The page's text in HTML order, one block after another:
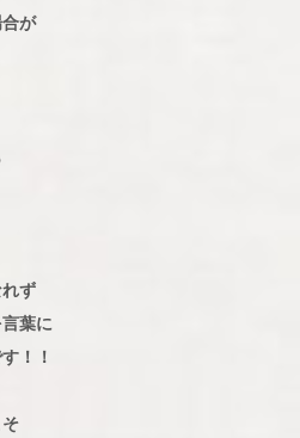
が
ず
葉に
！！